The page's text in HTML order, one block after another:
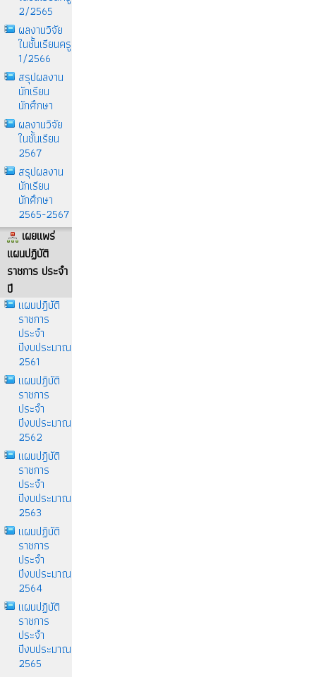
2/2565
ผลงานวิจัย
ในชั้นเรียนครู
1/2566
สรุปผลงาน
นักเรียน
นักศึกษา
ผลงานวิจัย
ในชั้นเรียน
2567
สรุปผลงาน
นักเรียน
นักศึกษา
2565-2567
เผยแพร่
แผนปฏิบัติ
ราชการ ประจำ
ปี
แผนปฎิบัติ
ราชการ
ประจำ
ปีงบประมาณ
2561
แผนปฎิบัติ
ราชการ
ประจำ
ปีงบประมาณ
2562
แผนปฎิบัติ
ราชการ
ประจำ
ปีงบประมาณ
2563
แผนปฏิบัติ
ราชการ
ประจำ
ปีงบประมาณ
2564
แผนปฏิบัติ
ราชการ
ประจำ
ปีงบประมาณ
2565